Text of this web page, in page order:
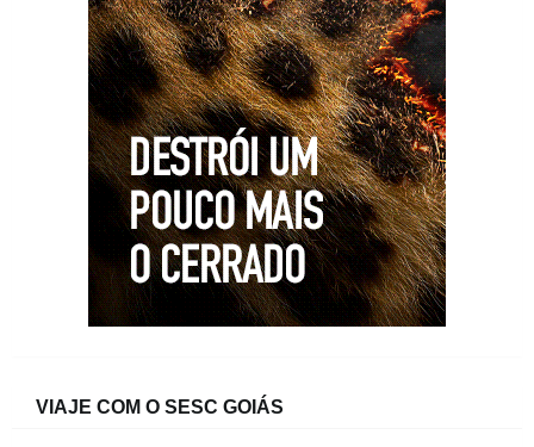
VIAJE COM O SESC GOIÁS